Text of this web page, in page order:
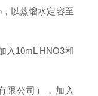
以蒸馏水定容至
入10mL HNO3和
限公司），加入